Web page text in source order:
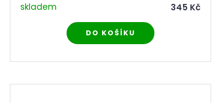
skladem 345 Kč
DO KOŠÍKU